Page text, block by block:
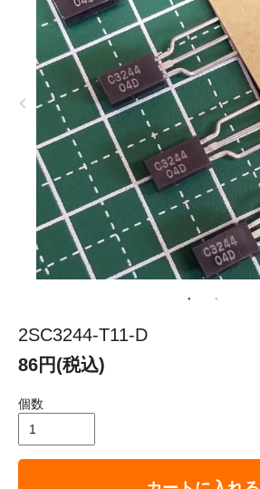
2SC3244-T11-D
86円(税込)
個数